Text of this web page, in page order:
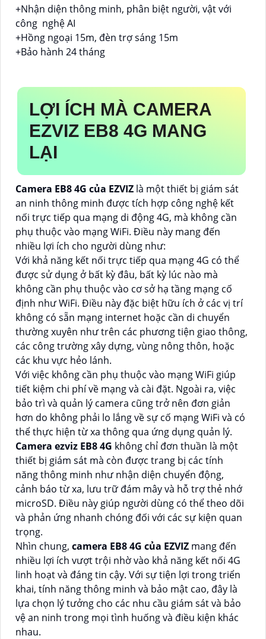
+Nhận diện thông minh, phân biệt người, vật với
công nghệ AI
+Hồng ngoại 15m, đèn trợ sáng 15m
+Bảo hành 24 tháng
LỢI ÍCH MÀ CAMERA
EZVIZ EB8 4G MANG
LẠI
Camera EB8 4G của EZVIZ là một thiết bị giám sát
an ninh thông minh được tích hợp công nghệ kết
nối trực tiếp qua mạng di động 4G, mà không cần
phụ thuộc vào mạng WiFi. Điều này mang đến
nhiều lợi ích cho người dùng như:
Với khả năng kết nối trực tiếp qua mạng 4G có thể
được sử dụng ở bất kỳ đâu, bất kỳ lúc nào mà
không cần phụ thuộc vào cơ sở hạ tầng mạng cố
định như WiFi. Điều này đặc biệt hữu ích ở các vị trí
không có sẵn mạng internet hoặc cần di chuyển
thường xuyên như trên các phương tiện giao thông,
các công trường xây dựng, vùng nông thôn, hoặc
các khu vực hẻo lánh.
Với việc không cần phụ thuộc vào mạng WiFi giúp
tiết kiệm chi phí về mạng và cài đặt. Ngoài ra, việc
bảo trì và quản lý camera cũng trở nên đơn giản
hơn do không phải lo lắng về sự cố mạng WiFi và có
thể thực hiện từ xa thông qua ứng dụng quản lý.
Camera ezviz EB8 4G không chỉ đơn thuần là một
thiết bị giám sát mà còn được trang bị các tính
năng thông minh như nhận diện chuyển động,
cảnh báo từ xa, lưu trữ đám mây và hỗ trợ thẻ nhớ
microSD. Điều này giúp người dùng có thể theo dõi
và phản ứng nhanh chóng đối với các sự kiện quan
trọng.
Nhìn chung, camera EB8 4G của EZVIZ mang đến
nhiều lợi ích vượt trội nhờ vào khả năng kết nối 4G
linh hoạt và đáng tin cậy. Với sự tiện lợi trong triển
khai, tính năng thông minh và bảo mật cao, đây là
lựa chọn lý tưởng cho các nhu cầu giám sát và bảo
vệ an ninh trong mọi tình huống và điều kiện khác
nhau.